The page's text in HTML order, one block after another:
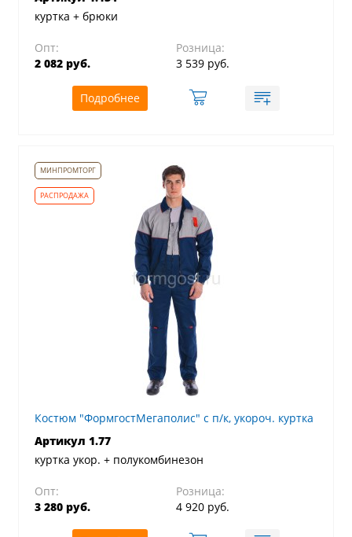
куртка + брюки
Опт:
2 082 руб.
Розница:
3 539 руб.
Подробнее
Костюм "ФормгостМегаполис" с п/к, укороч. куртка
Артикул 1.77
куртка укор. + полукомбинезон
Опт:
3 280 руб.
Розница:
4 920 руб.